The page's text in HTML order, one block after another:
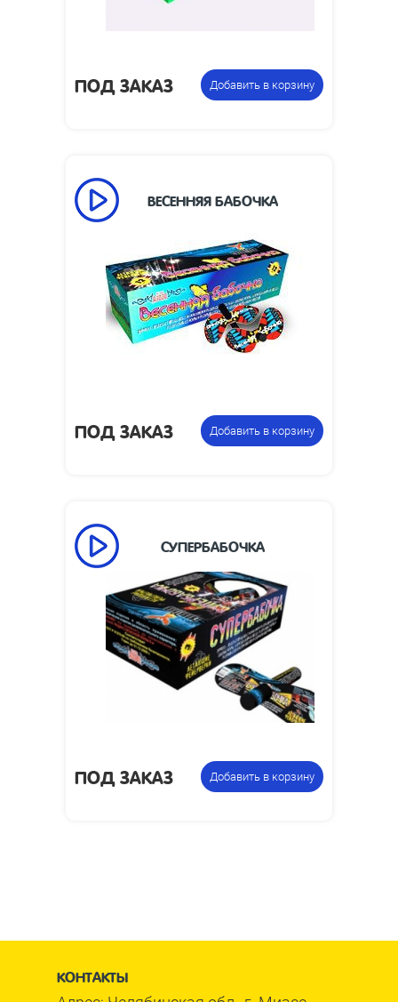
ПОД ЗАКАЗ Добавить в корзину
ВЕСЕННЯЯ БАБОЧКА
ПОД ЗАКАЗ Добавить в корзину
СУПЕРБАБОЧКА
ПОД ЗАКАЗ Добавить в корзину
КОНТАКТЫ